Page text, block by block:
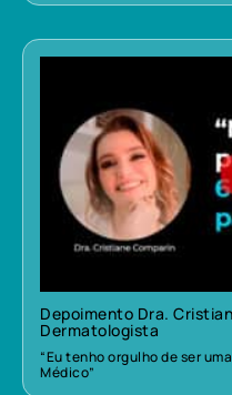
Depoimento Dra.
Dermatologista
“Eu tenho orgulho de ser
Médico”